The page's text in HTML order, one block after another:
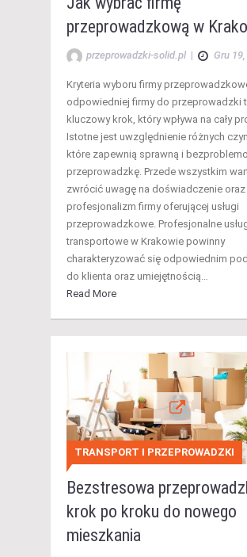
przeprowadzkową w
przeprowadzki-solid.pl | Gru
Kryteria wyboru firmy
odpowiedniej firmy do przeprowadzki
kluczowy krok, który wpływa na cały
Istotne jest uwzględnienie różnych
które zapewnią sprawną i
przeprowadzkę. Przede wszystkim
zwrócić uwagę na doświadczenie oraz
profesjonalizm firmy oferującej usługi
przeprowadzkowe. Profesjonalne
transportowe w Krakowie powinny
charakteryzować się odpowiednim
do klienta oraz umiejętnością…
Read More
TRANSPORT I PRZEPROWADZKI
Bezstresowa
krok po kroku do nowego
mieszkania